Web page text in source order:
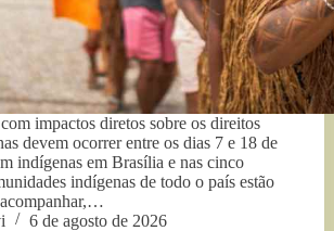
impactos diretos sobre os direitos
devem ocorrer entre os dias 7 e 18 de
indígenas em Brasília e nas cinco
indígenas de todo o país estão
6 de agosto de 2026